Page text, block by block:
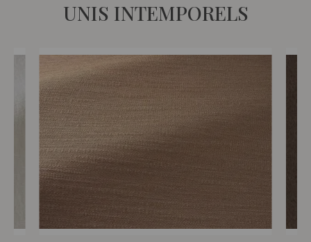
UNIS INTEMPORELS